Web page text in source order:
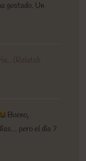
gustado. Un
:
Bueno,
pero el día 7